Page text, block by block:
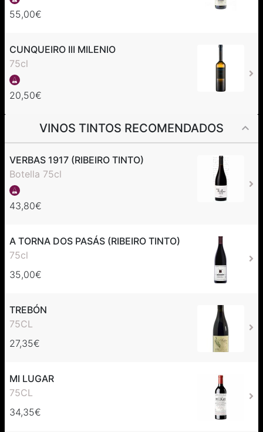
55,00€
CUNQUEIRO III MILENIO
75cl
20,50€
VINOS TINTOS RECOMENDADOS
VERBAS 1917 (RIBEIRO TINTO)
Botella 75cl
43,80€
A TORNA DOS PASÁS (RIBEIRO TINTO)
75cl
35,00€
TREBÓN
75CL
27,35€
MI LUGAR
75CL
34,35€